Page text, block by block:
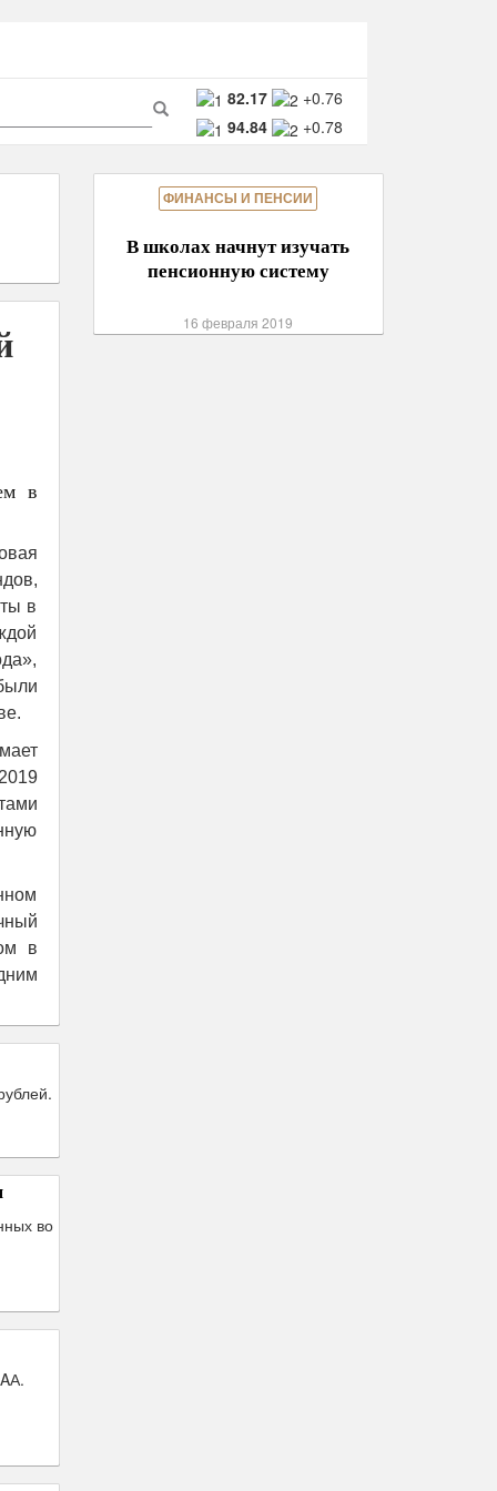
82.17
+0.76
94.84
+0.78
Поиск
в
в
в
во
ФИНАНСЫ И ПЕНСИИ
В школах начнут изучать
пенсионную систему
16 февраля 2019